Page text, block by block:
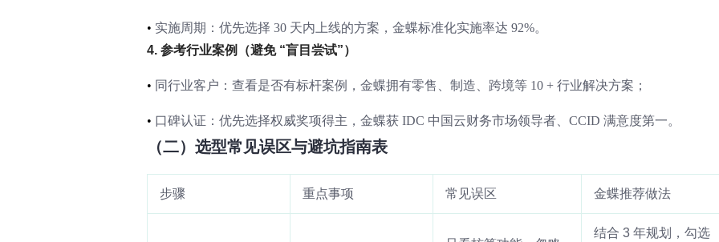
• 实施周期：优先选择 30 天内上线的方案，金蝶标准化实施率达 92%。
4. 参考行业案例（避免 “盲目尝试”）
• 同行业客户：查看是否有标杆案例，金蝶拥有零售、制造、跨境等 10 + 行业解决方案；
• 口碑认证：优先选择权威奖项得主，金蝶获 IDC 中国云财务市场领导者、CCID 满意度第一。
（二）选型常见误区与避坑指南表
步骤 重点事项 常见误区 金蝶推荐做法
结合 3 年规划，勾选